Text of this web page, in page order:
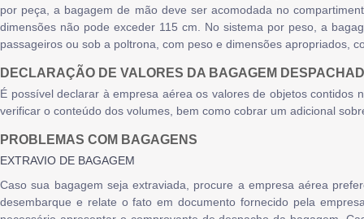
por peça, a bagagem de mão deve ser acomodada no
dimensões não pode exceder 115 cm. No sistema por peso, a
passageiros ou sob a poltrona, com peso e dimensões apropriados,
DECLARAÇÃO DE VALORES DA BAGAGEM
É possível declarar à empresa aérea os valores de objetos
verificar o conteúdo dos volumes, bem como cobrar um adicional
PROBLEMAS COM BAGAGENS
EXTRAVIO DE BAGAGEM
Caso sua bagagem seja extraviada, procure a empresa aérea
desembarque e relate o fato em documento fornecido pela